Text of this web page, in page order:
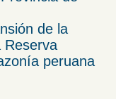
de la
Reserva
peruana